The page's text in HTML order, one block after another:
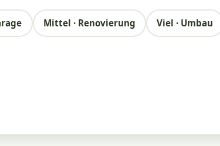
Mittel · Renovierung Viel · Umbau